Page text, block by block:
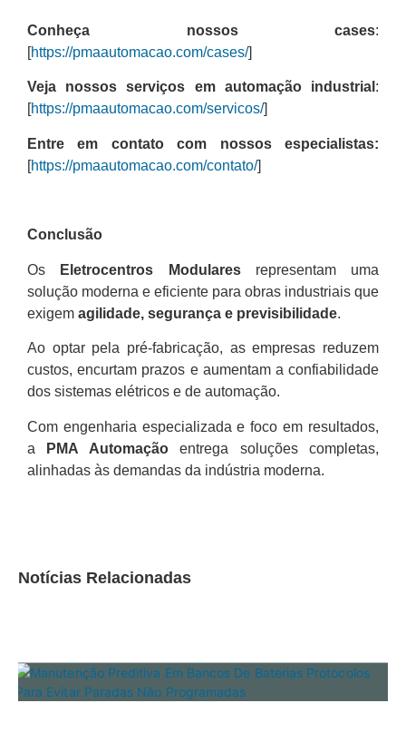
Conheça nossos cases:
[https://pmaautomacao.com/cases/]
Veja nossos serviços em automação industrial :
[https://pmaautomacao.com/servicos/]
Entre em contato com nossos especialistas:
[https://pmaautomacao.com/contato/]
Conclusão
Os Eletrocentros Modularesrepresentam uma
solução moderna e eficiente para obras industriais que
exigem agilidade, segurança e previsibilidade.
Ao optar pela pré-fabricação, as empresas reduzem
custos, encurtam prazos e aumentam a confiabilidade
dos sistemas elétricos e de automação.
Com engenharia especializada e foco em resultados,
a
PMA Automaçãoentrega soluções completas,
alinhadas às demandas da indústria moderna.
Notícias Relacionadas